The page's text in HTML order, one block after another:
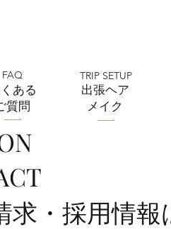
2026ひまわりフォト
求・採用情
FAQ
ある
質問
TRIP SETUP
出張ヘア
メイク